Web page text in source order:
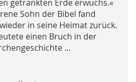
getränkten Erde erwuchs.«
Sohn der Bibel fand
in seine Heimat zurück.
einen Bruch in der
...